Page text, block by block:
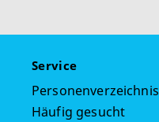
Service
Personenverzeichnis
Häufig gesucht